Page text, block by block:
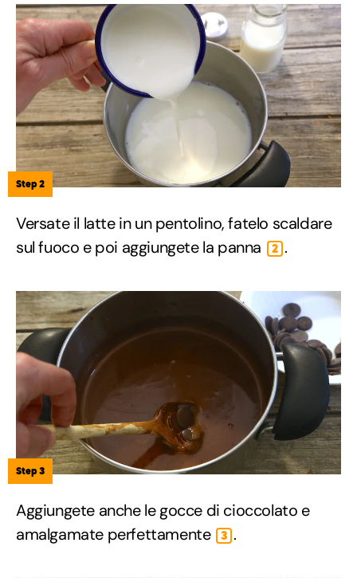
Step 2
Versate il latte in un pentolino, fatelo scaldare
sul fuoco e poi aggiungete la panna
2 .
Step 3
Aggiungete anche le gocce di cioccolato e
amalgamate perfettamente
3 .